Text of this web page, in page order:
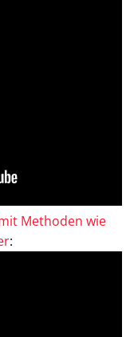
Methoden wie
: